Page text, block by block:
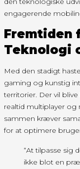
engagerende
Fremtiden
Teknologi
Med den stadigt
gaming og kunstig
territorier. Der vil
realtid multiplayer
sammen kræver
for at optimere
“At tilpasse sig
ikke blot en